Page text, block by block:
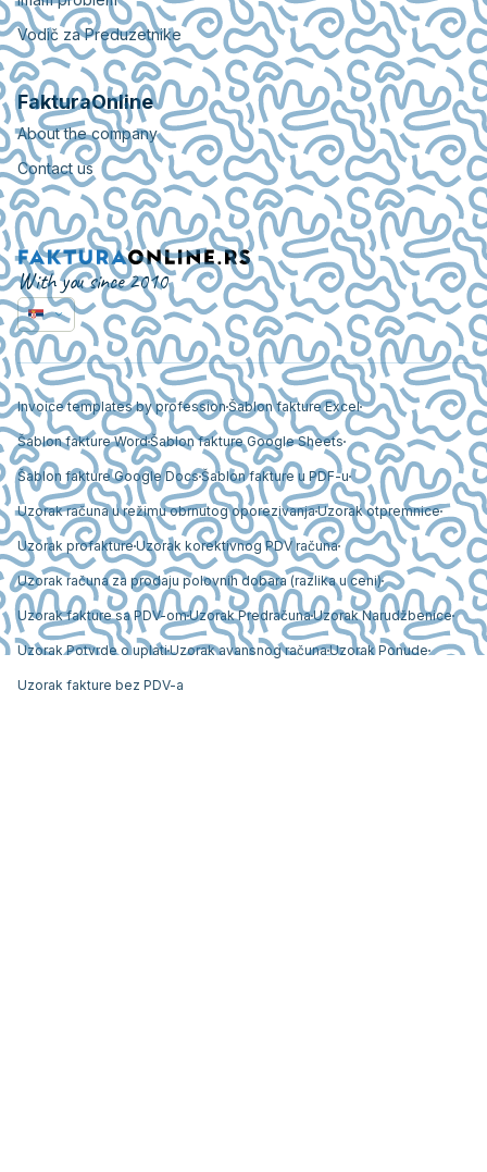
Vodič za Preduzetnike
FakturaOnline
About the company
Contact us
With you since 2010
Invoice templates by profession Šablon fakture Excel
Šablon fakture WordŠablon fakture Google Sheets
Šablon fakture Google DocsŠablon fakture u PDF-u
Uzorak računa u režimu obrnutog oporezivanjaUzorak otpremnice
Uzorak profaktureUzorak korektivnog PDV računa
Uzorak računa za prodaju polovnih dobara (razlika u ceni)
Uzorak fakture sa PDV-omUzorak PredračunaUzorak Narudžbenice
Uzorak Potvrde o uplatiUzorak avansnog računaUzorak Ponude
Uzorak fakture bez PDV-a